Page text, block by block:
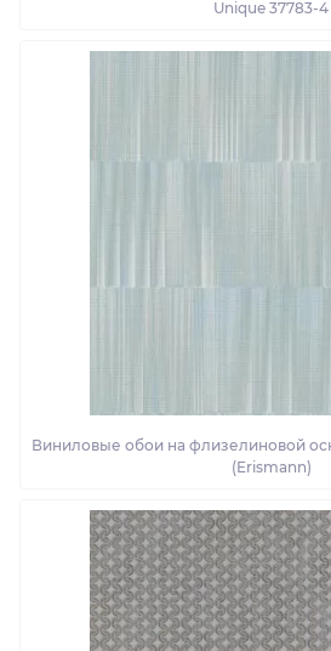
Unique 37783-4
Виниловые обои на флизелиновой
(Erismann)